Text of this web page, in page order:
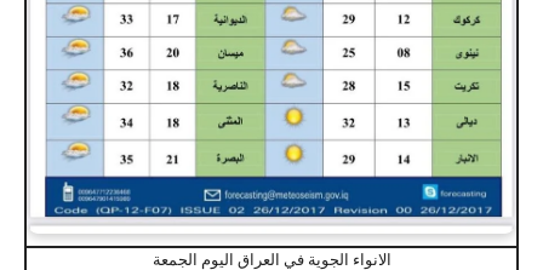
الانواء الجوية في العراق اليوم الجمعة